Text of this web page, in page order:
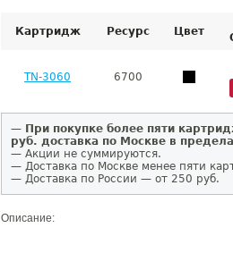
Картридж Ресурс Цвет
TN-3060 6700
— При покупке более пяти
руб. доставка по Москве в
— Акции не суммируются.
— Доставка по Москве менее пяти
— Доставка по России — от 250 руб.
Описание: